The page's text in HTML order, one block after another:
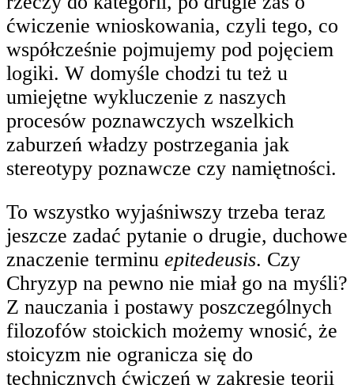
ćwiczenie wnioskowania, czyli tego, co
współcześnie pojmujemy pod pojęciem
logiki. W domyśle chodzi tu też u
umiejętne wykluczenie z naszych
procesów poznawczych wszelkich
zaburzeń władzy postrzegania jak
stereotypy poznawcze czy namiętności.
To wszystko wyjaśniwszy trzeba teraz
jeszcze zadać pytanie o drugie, duchowe
znaczenie terminu epitedeusis. Czy
Chryzyp na pewno nie miał go na myśli?
Z nauczania i postawy poszczególnych
filozofów stoickich możemy wnosić, że
stoicyzm nie ogranicza się do
technicznych ćwiczeń w zakresie teorii